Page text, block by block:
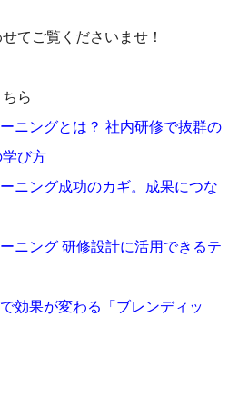
てご覧くださいませ！
ら
ニングとは？ 社内研修で抜群の
び方
ニング成功のカギ。成果につな
ニング 研修設計に活用できるテ
効果が変わる「ブレンディッ